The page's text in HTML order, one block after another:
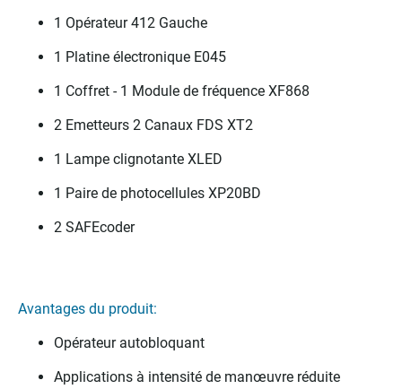
1 Opérateur 412 Gauche
1 Platine électronique E045
1 Coffret - 1 Module de fréquence XF868
2 Emetteurs 2 Canaux FDS XT2
1 Lampe clignotante XLED
1 Paire de photocellules XP20BD
2 SAFEcoder
Avantages du produit:
Opérateur autobloquant
Applications à intensité de manœuvre réduite